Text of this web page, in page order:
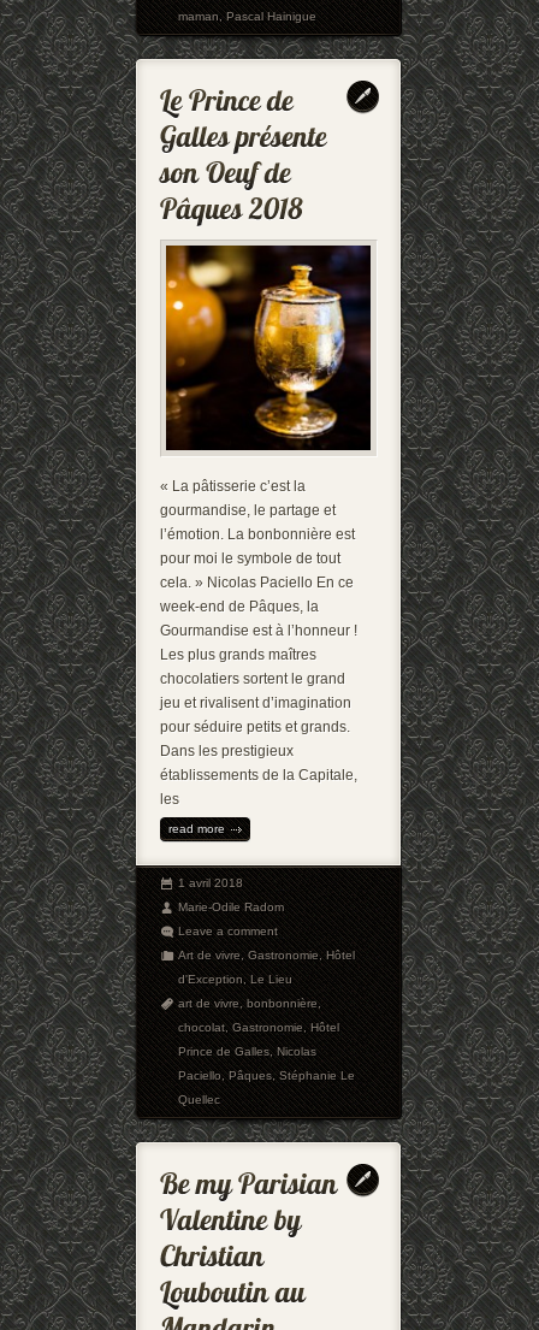
maman,Pascal Hainigue
« La pâtisserie c’est la
gourmandise, le partage et
l’émotion. La bonbonnière est
pour moi le symbole de tout
cela. » Nicolas Paciello En ce
week-end de Pâques, la
Gourmandise est à l’honneur !
Les plus grands maîtres
chocolatiers sortent le grand
jeu et rivalisent d’imagination
pour séduire petits et grands.
Dans les prestigieux
établissements de la Capitale,
les
read more
1 avril 2018
Marie-Odile Radom
Leave a comment
Art de vivre,Gastronomie,Hôtel
d'Exception,Le Lieu
art de vivre,bonbonnière,
chocolat,Gastronomie,Hôtel
Prince de Galles,Nicolas
Paciello,Pâques,Stéphanie Le
Quellec